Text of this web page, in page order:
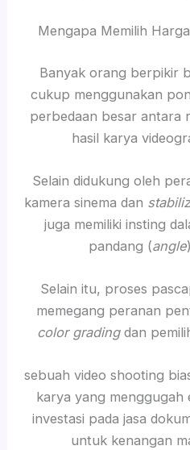
Mengapa Memilih
Banyak orang berpikir
cukup menggunakan
perbedaan besar antara
hasil karya
Selain didukung oleh
kamera sinema dan
juga memiliki insting
pandang (angle
Selain itu, proses
memegang peranan
color gradingdan
sebuah video shooting
karya yang menggugah
investasi pada jasa
untuk kenangan